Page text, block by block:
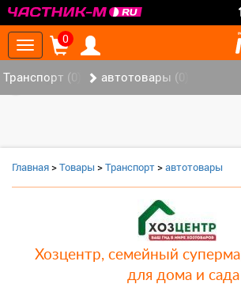
Toggle
navigation
0
Транспорт (0) автотовары (0)
Главная>Товары >Транспорт>автотовары
Хозцентр, семейный
для дома и сада
‹